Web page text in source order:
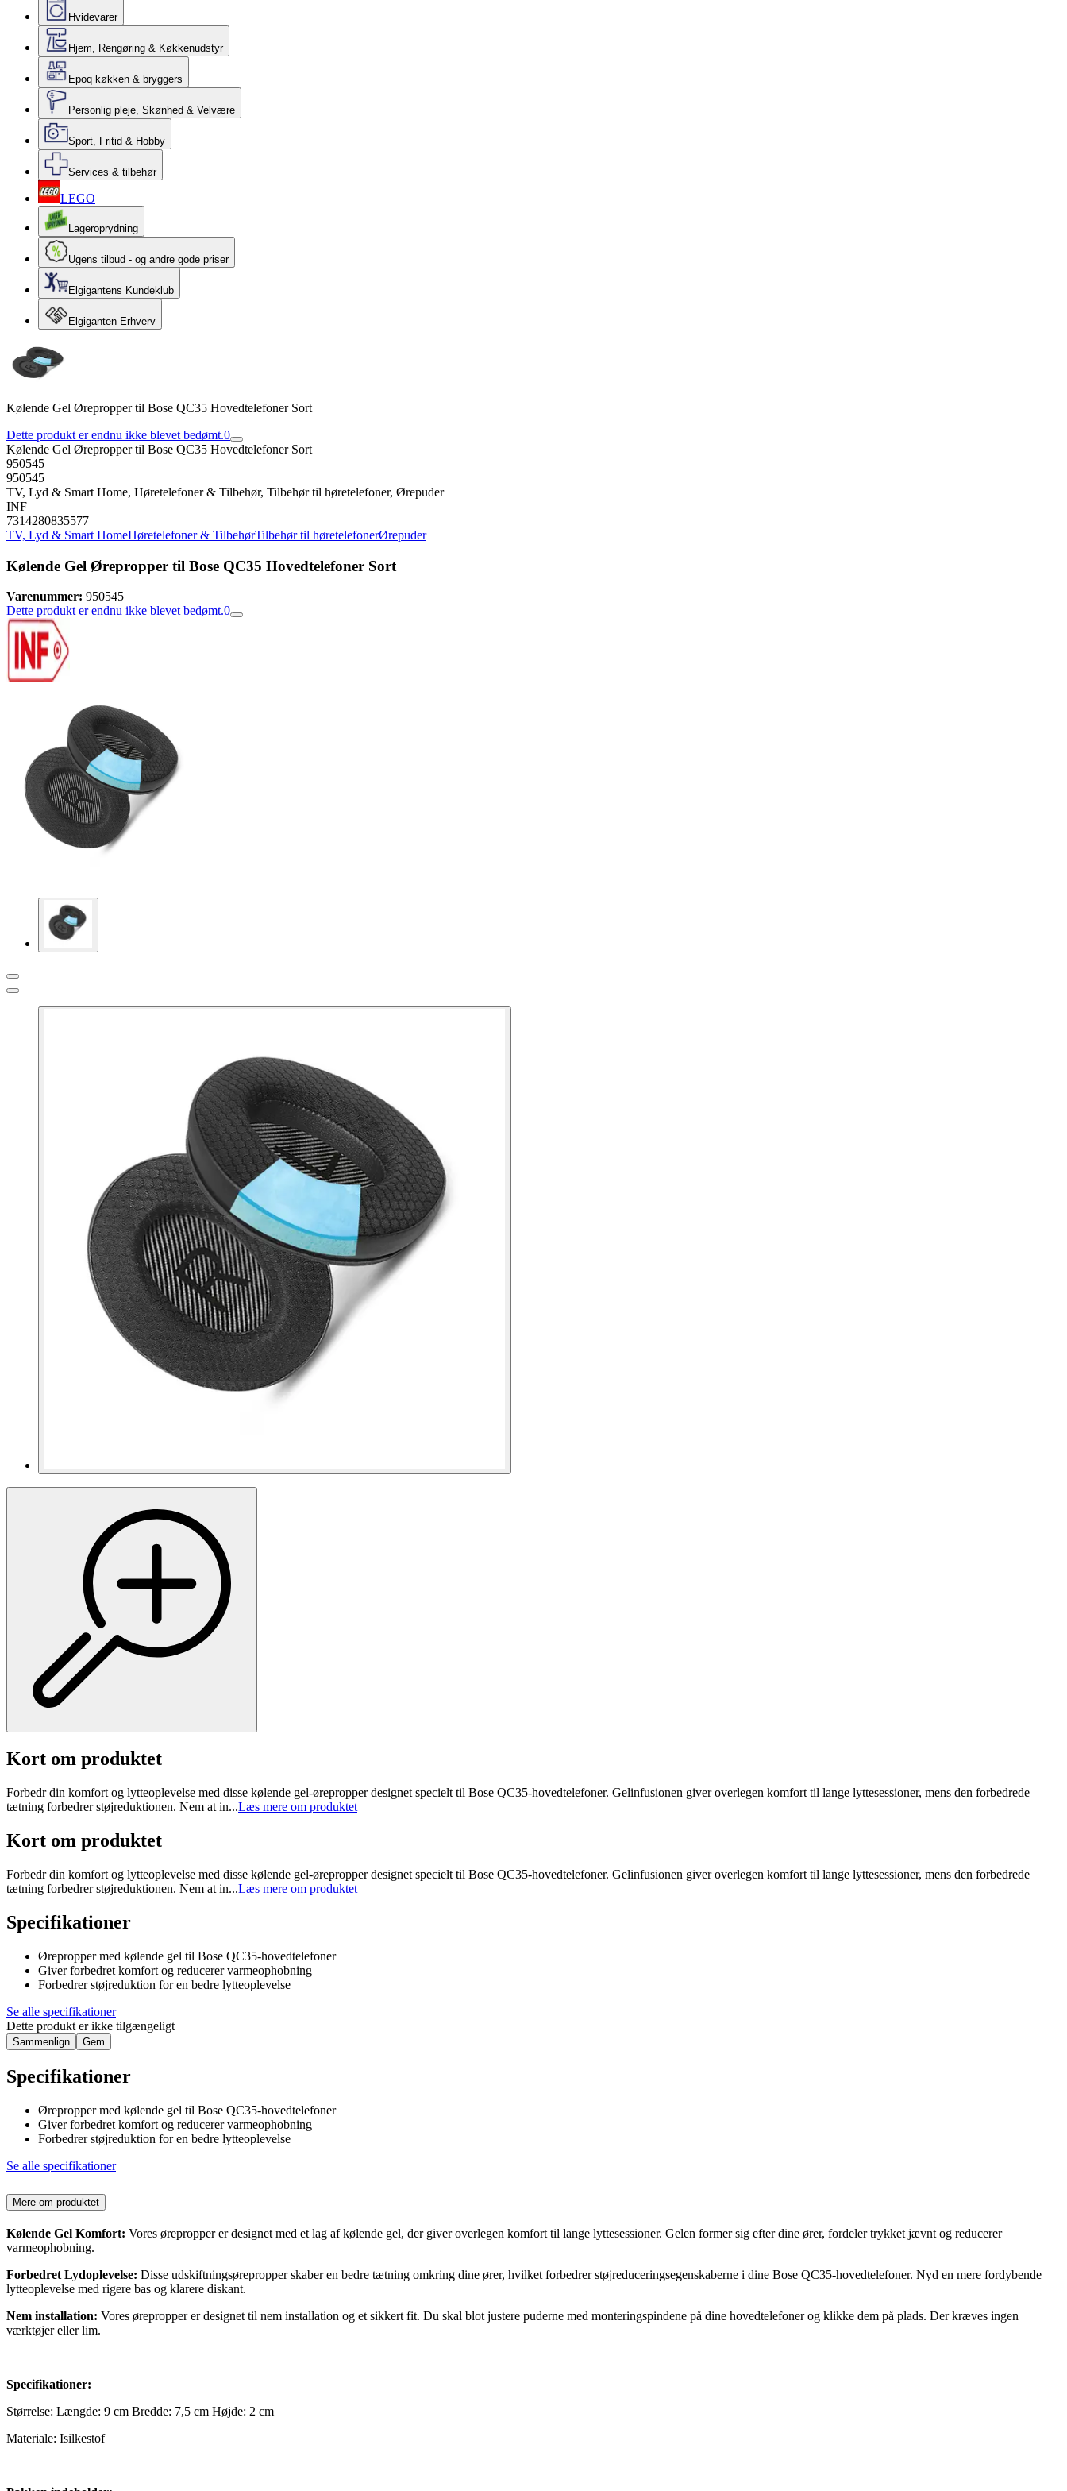
Hvidevarer
Hjem, Rengøring & Køkkenudstyr
Epoq køkken & bryggers
Personlig pleje, Skønhed & Velvære
Sport, Fritid & Hobby
Services & tilbehør
LEGO
Lageroprydning
Ugens tilbud - og andre gode priser
Elgigantens Kundeklub
Elgiganten Erhverv
Kølende Gel Ørepropper til Bose QC35 Hovedtelefoner Sort
Dette produkt er endnu ikke blevet bedømt.0
Kølende Gel Ørepropper til Bose QC35 Hovedtelefoner Sort
950545
950545
TV, Lyd & Smart Home, Høretelefoner & Tilbehør, Tilbehør til høretelefoner, Ørepuder
INF
7314280835577
TV, Lyd & Smart HomeHøretelefoner & TilbehørTilbehør til høretelefonerØrepuder
Kølende Gel Ørepropper til Bose QC35 Hovedtelefoner Sort
Varenummer: 950545
Dette produkt er endnu ikke blevet bedømt.0
Kort om produktet
Forbedr din komfort og lytteoplevelse med disse kølende gel-ørepropper designet specielt til Bose QC35-hovedtelefoner. Gelinfusionen giver overlegen komfort til lange lyttesessioner, mens den forbedrede
tætning forbedrer støjreduktionen. Nem at in...Læs mere om produktet
Kort om produktet
Forbedr din komfort og lytteoplevelse med disse kølende gel-ørepropper designet specielt til Bose QC35-hovedtelefoner. Gelinfusionen giver overlegen komfort til lange lyttesessioner, mens den forbedrede
tætning forbedrer støjreduktionen. Nem at in...Læs mere om produktet
Specifikationer
Ørepropper med kølende gel til Bose QC35-hovedtelefoner
Giver forbedret komfort og reducerer varmeophobning
Forbedrer støjreduktion for en bedre lytteoplevelse
Se alle specifikationer
Dette produkt er ikke tilgængeligt
Sammenlign Gem
Specifikationer
Ørepropper med kølende gel til Bose QC35-hovedtelefoner
Giver forbedret komfort og reducerer varmeophobning
Forbedrer støjreduktion for en bedre lytteoplevelse
Se alle specifikationer
Mere om produktet
Kølende Gel Komfort: Vores ørepropper er designet med et lag af kølende gel, der giver overlegen komfort til lange lyttesessioner. Gelen former sig efter dine ører, fordeler trykket jævnt og reducerer
varmeophobning.
Forbedret Lydoplevelse: Disse udskiftningsørepropper skaber en bedre tætning omkring dine ører, hvilket forbedrer støjreduceringsegenskaberne i dine Bose QC35-hovedtelefoner. Nyd en mere fordybende
lytteoplevelse med rigere bas og klarere diskant.
Nem installation: Vores ørepropper er designet til nem installation og et sikkert fit. Du skal blot justere puderne med monteringspindene på dine hovedtelefoner og klikke dem på plads. Der kræves ingen
værktøjer eller lim.
Specifikationer:
Størrelse: Længde: 9 cm Bredde: 7,5 cm Højde: 2 cm
Materiale: Isilkestof